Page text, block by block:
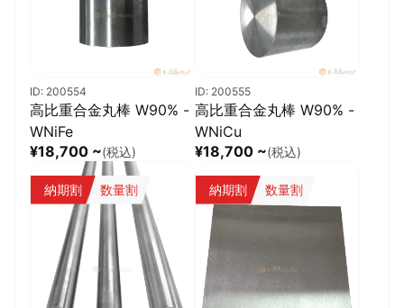
ID: 200554
高比重合金丸棒 W90% -
WNiFe
¥18,700 ~(税込)
ID: 200555
高比重合金丸棒 W90% -
WNiCu
¥18,700 ~(税込)
納期割 数量割 納期割 数量割